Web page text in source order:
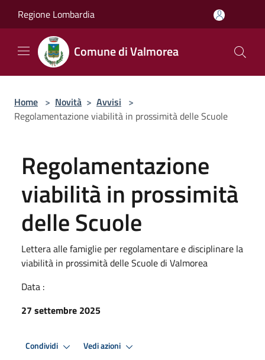
Regione Lombardia
Comune di Valmorea
Home > Novità > Avvisi >
Regolamentazione viabilità in prossimità delle Scuole
Regolamentazione
viabilità in prossimità
delle Scuole
Lettera alle famiglie per regolamentare e disciplinare la
viabilità in prossimità delle Scuole di Valmorea
Data :
27 settembre 2025
Condividi Vedi azioni